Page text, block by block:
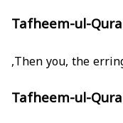
Tafheem-ul-
Tafheem-ul-